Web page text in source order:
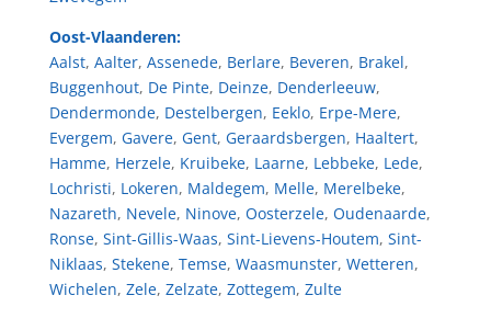
Oost-Vlaanderen:
Aalst, Aalter, Assenede, Berlare, Beveren, Brakel,
Buggenhout, De Pinte, Deinze, Denderleeuw,
Dendermonde, Destelbergen, Eeklo, Erpe-Mere,
Evergem, Gavere, Gent, Geraardsbergen, Haaltert,
Hamme, Herzele, Kruibeke, Laarne, Lebbeke, Lede,
Lochristi, Lokeren, Maldegem, Melle, Merelbeke,
Nazareth, Nevele, Ninove, Oosterzele, Oudenaarde,
Ronse, Sint-Gillis-Waas, Sint-Lievens-Houtem, Sint-
Niklaas, Stekene, Temse, Waasmunster, Wetteren,
Wichelen, Zele, Zelzate, Zottegem, Zulte